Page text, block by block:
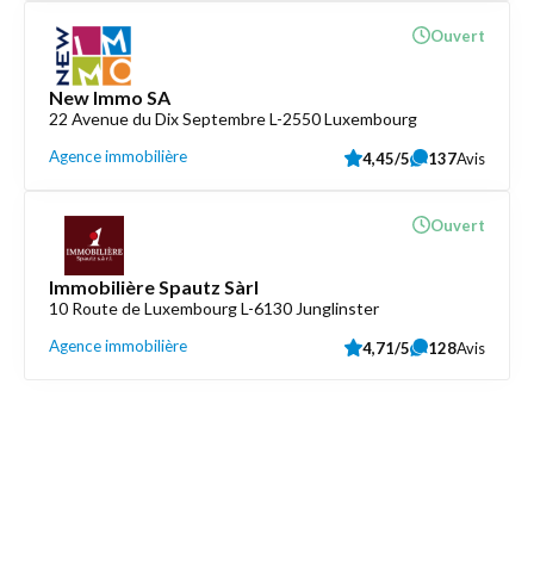
New Immo SA
22 Avenue du Dix Septembre L-2550 Luxembourg
Agence immobilière
Ouvert
4,45/5 137Avis
Immobilière Spautz Sàrl
10 Route de Luxembourg L-6130 Junglinster
Agence immobilière
Ouvert
4,71/5 128Avis